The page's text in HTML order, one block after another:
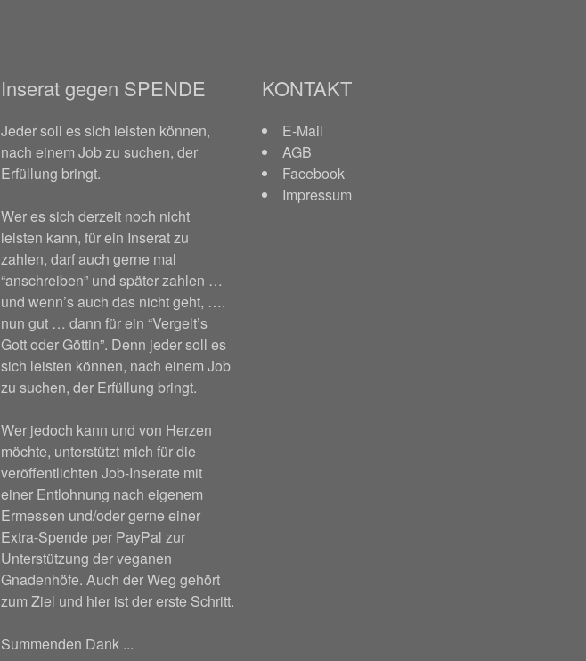
Inserat gegen SPENDE
Jeder soll es sich leisten können,
nach einem Job zu suchen, der
Erfüllung bringt.
Wer es sich derzeit noch nicht
leisten kann, für ein Inserat zu
zahlen, darf auch gerne mal
“anschreiben” und später zahlen …
und wenn’s auch das nicht geht, ….
nun gut … dann für ein “Vergelt’s
Gott oder Göttin”. Denn jeder soll es
sich leisten können, nach einem Job
zu suchen, der Erfüllung bringt.
Wer jedoch kann und von Herzen
möchte, unterstützt mich für die
veröffentlichten Job-Inserate mit
einer Entlohnung nach eigenem
Ermessen und/oder gerne einer
Extra-Spende per PayPal zur
Unterstützung der veganen
Gnadenhöfe. Auch der Weg gehört
zum Ziel und hier ist der erste Schritt.
Summenden Dank ...
KONTAKT
E-Mail
AGB
Facebook
Impressum